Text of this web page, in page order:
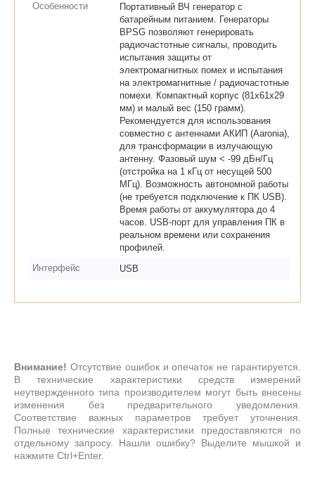
Особенности
Портативный ВЧ генератор с
батарейным питанием. Генераторы
BPSG позволяют генерировать
радиочастотные сигналы, проводить
испытания защиты от
электромагнитных помех и испытания
на электромагнитные / радиочастотные
помехи. Компактный корпус (81x61x29
мм) и малый вес (150 грамм).
Рекомендуется для использования
совместно с антеннами АКИП (Aaronia),
для трансформации в излучающую
антенну. Фазовый шум < -99 дБн/Гц
(отстройка на 1 кГц от несущей 500
МГц). Возможность автономной работы
(не требуется подключение к ПК USB).
Время работы от аккумулятора до 4
часов. USB-порт для управления ПК в
реальном времени или сохранения
профилей.
Интерфейс
USB
Внимание! Отсутствие ошибок и опечаток не гарантируется.
В технические характеристики средств измерений
неутвержденного типа производителем могут быть внесены
изменения без предварительного уведомления.
Соответствие важных параметров требует уточнения.
Полные технические характеристики предоставляются по
отдельному запросу. Нашли ошибку? Выделите мышкой и
нажмите Ctrl+Enter.